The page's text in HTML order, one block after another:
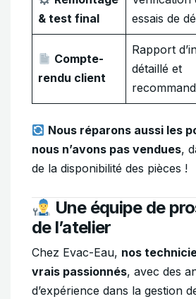
& test final
essais de
Compte-
rendu client
Rapport
détaillé et
Nous réparons aussi les
nous n’avons pas vendues,
de la disponibilité des pièces !
Une équipe de
de l’atelier
Chez Evac-Eau, nos
vrais passionnés, avec des
d’expérience dans la gestion